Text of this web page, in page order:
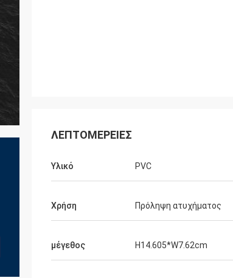
ποικιλίες των προϊόντων.
ΛΕΠΤΟΜΈΡΕΙΕΣ
Υλικό PVC
Χρήση Πρόληψη ατυχήματος
μέγεθος H14.605*W7.62cm